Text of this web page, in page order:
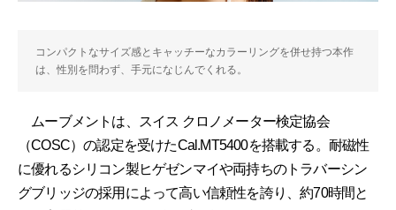
コンパクトなサイズ感とキャッチーなカラーリングを併せ持つ本作
は、性別を問わず、手元になじんでくれる。
ムーブメントは、スイス クロノメーター検定協会
（COSC）の認定を受けたCal.MT5400を搭載する。耐磁性
に優れるシリコン製ヒゲゼンマイや両持ちのトラバーシン
グブリッジの採用によって高い信頼性を誇り、約70時間と